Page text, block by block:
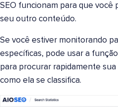
SEO funcionam para que você
seu outro conteúdo.
Se você estiver monitorando
específicas, pode usar a
para procurar rapidamente
como ela se classifica.